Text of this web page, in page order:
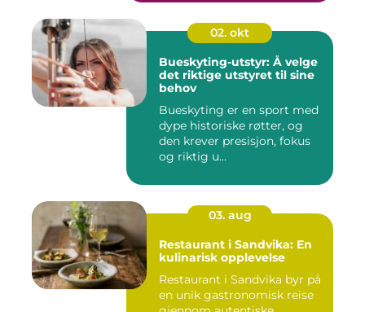
02. okt
Bueskyting-utstyr: Å velge
det riktige utstyret til sine
behov
Bueskyting er en sport med
dype historiske røtter, og
den krever presisjon, fokus
og riktig u...
03. aug
Restaurant i Sandvika: En
kulinarisk opplevelse
Restaurant i Sandvika byr på
en unik gastronomisk reise